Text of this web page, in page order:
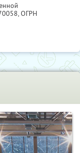
, ОГРН